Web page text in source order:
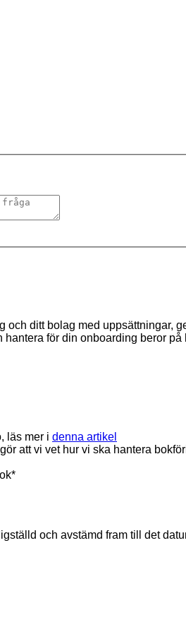
ditt bolag med uppsättningar,
för din onboarding beror på
läs mer i denna artikel
att vi vet hur vi ska hantera
och avstämd fram till det